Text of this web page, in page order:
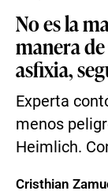
No es la
manera
asfixia,
Experta
menos
Heimlich.
Cristhian